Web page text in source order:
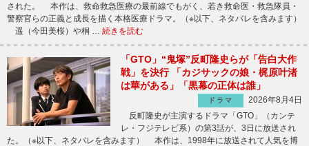
された。 本作は、救命救急医療の最前線でもがく、若き救命医・救急隊員・
警察官らの正義と成長を描く本格医療ドラマ。（※以下、ネタバレを含みます）
遥（今田美桜）や桐 … 続きを読む
「GTO」“鬼塚”反町隆史らが「告白大作
戦」を決行 「カジサックの娘・梶原叶渚
は華がある」「黒幕の正体は誰」
ドラマ
2026年8月4日
反町隆史が主演するドラマ「GTO」（カンテ
レ・フジテレビ系）の第3話が、3日に放送され
た。（※以下、ネタバレを含みます） 本作は、1998年に放送されて人気を博